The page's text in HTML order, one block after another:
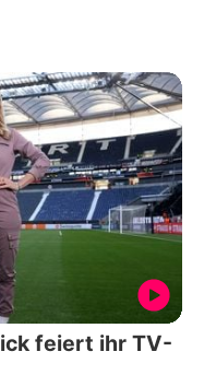
feiert ihr TV-